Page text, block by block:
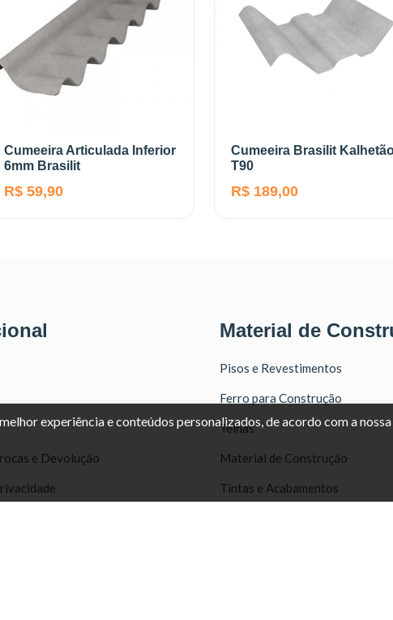
Cumeeira Articulada Inferior
6mm Brasilit
R$ 59,90
Cumeeira Brasilit
T90
R$ 189,00
e Devolução
Material de
Pisos e Revestimentos
Ferro para Construção
Telhas
Material de Construção
Tintas e Acabamentos
experiência e conteúdos personalizados, de acordo com a nossa